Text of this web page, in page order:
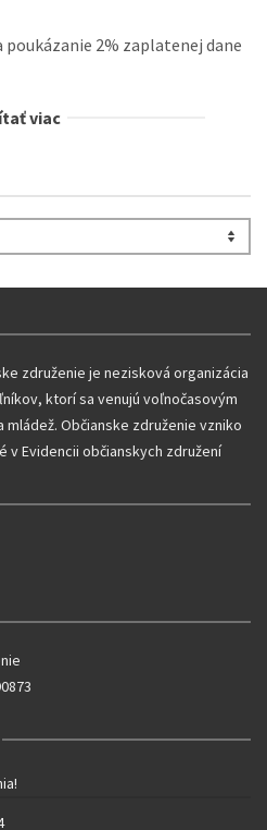
2% zaplatenej dane
viac
združenie je nezisková organizácia
ktorí sa venujú voľnočasovým
Občianske združenie vzniko
v Evidencii občianskych združení